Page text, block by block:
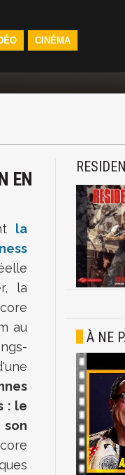
CINÉMA
EN
la
la
au
: le
À NE